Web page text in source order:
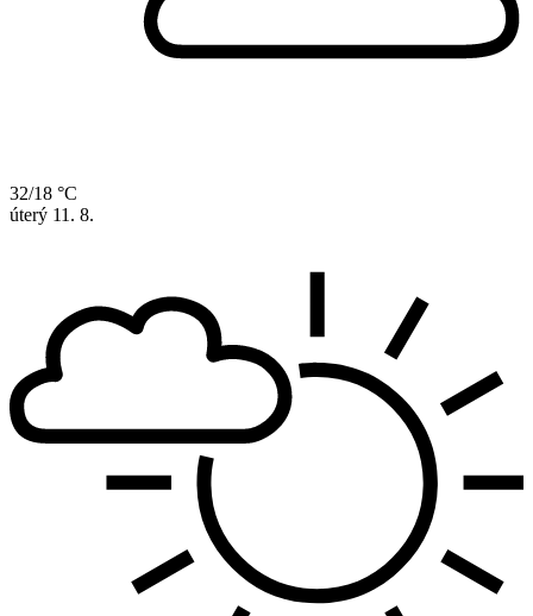
32/18 °C
úterý 11. 8.